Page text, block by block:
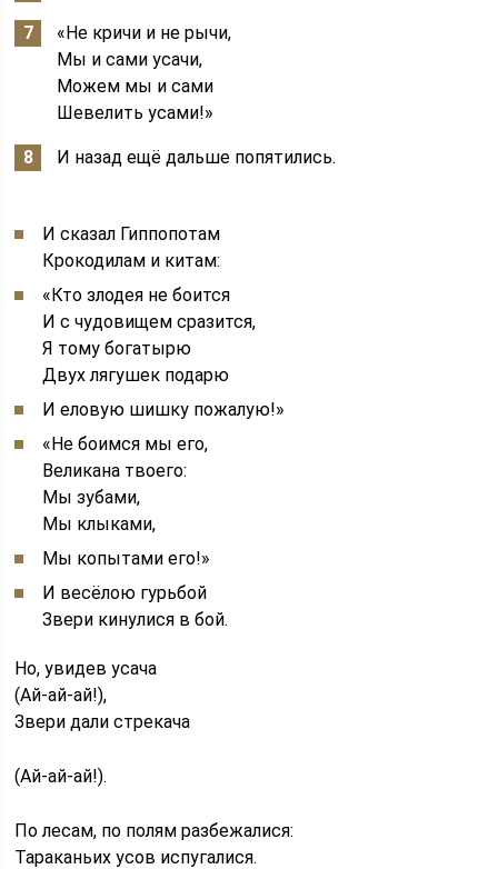
«Не кричи и не рычи,
Мы и сами усачи,
Можем мы и сами
Шевелить усами!»
И назад ещё дальше попятились.
И сказал Гиппопотам
Крокодилам и китам:
«Кто злодея не боится
И с чудовищем сразится,
Я тому богатырю
Двух лягушек подарю
И еловую шишку пожалую!»
«Не боимся мы его,
Великана твоего:
Мы зубами,
Мы клыками,
Мы копытами его!»
И весёлою гурьбой
Звери кинулися в бой.
Но, увидев усача
(Ай-ай-ай!),
Звери дали стрекача
(Ай-ай-ай!).
По лесам, по полям разбежалися:
Тараканьих усов испугалися.